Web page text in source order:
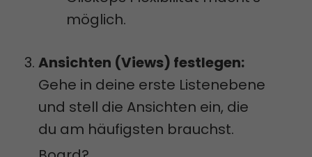
möglich.
Ansichten (Views) festlegen:
Gehe in deine erste Listenebene
und stell die Ansichten ein, die
du am häufigsten brauchst.